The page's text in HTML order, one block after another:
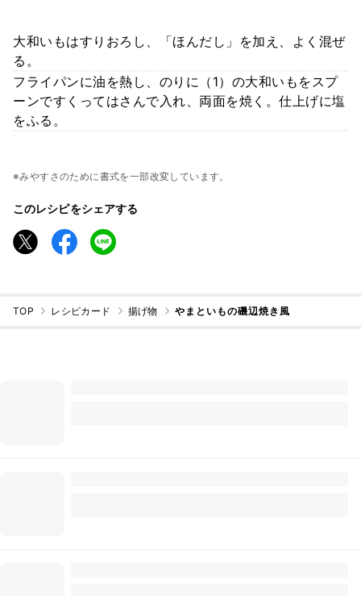
大和いもはすりおろし、「ほんだし」を加え、よく混ぜ
る。
フライパンに油を熱し、のりに（1）の大和いもをスプ
ーンですくってはさんで入れ、両面を焼く。仕上げに塩
をふる。
※みやすさのために書式を一部改変しています。
このレシピをシェアする
TOP レシピカード 揚げ物 やまといもの磯辺焼き風